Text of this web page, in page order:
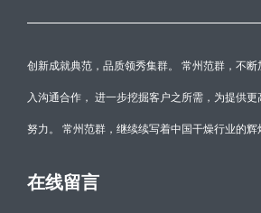
创新成就典范，品质领秀集群。 常州范群，不
入沟通合作， 进一步挖掘客户之所需，为提供
努力。 常州范群，继续续写着中国干燥行业的辉
在线留言